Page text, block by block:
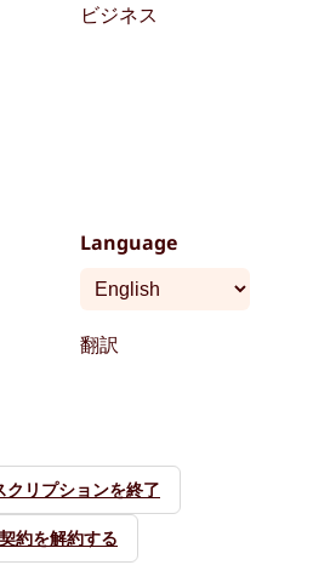
ビジネス
Language
翻訳
クリプションを終了
契約を解約する